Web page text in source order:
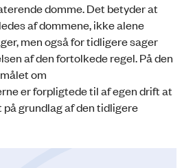
domme. Det betyder at
af dommene, ikke alene
men også for tidligere sager
af den fortolkede regel. På den
om
er forpligtede til af egen drift at
grundlag af den tidligere